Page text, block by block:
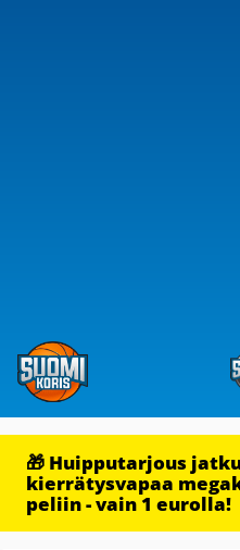
🎁 Huipputarjous
kierrätysvapaa
peliin - vain 1 eurolla!